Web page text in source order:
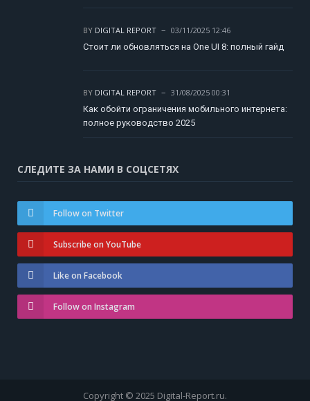
BY DIGITAL REPORT
03/11/2025 12:46
Стоит ли обновляться на One UI 8: полный гайд
BY DIGITAL REPORT
31/08/2025 00:31
Как обойти ограничения мобильного интернета:
полное руководство 2025
СЛЕДИТЕ ЗА НАМИ В СОЦСЕТЯХ
Follow on Twitter
Subscribe on YouTube
Like on Facebook
Follow on Instagram
Copyright © 2025 Digital-Report.ru.